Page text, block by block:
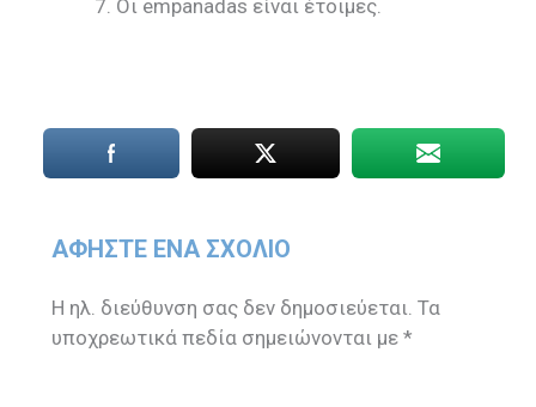
Οι empanadas είναι έτοιμες.
ΑΦΉΣΤΕ ΈΝΑ ΣΧΌΛΙΟ
Η ηλ. διεύθυνση σας δεν δημοσιεύεται. Τα
υποχρεωτικά πεδία σημειώνονται με*